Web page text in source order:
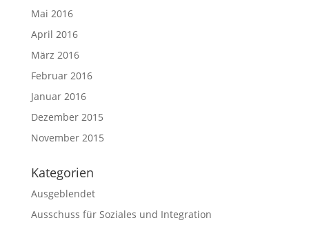
Mai 2016
April 2016
März 2016
Februar 2016
Januar 2016
Dezember 2015
November 2015
Kategorien
Ausgeblendet
Ausschuss für Soziales und Integration